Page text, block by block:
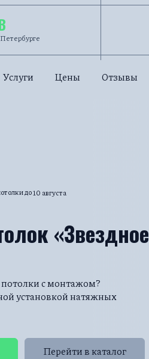
Услуги Цены Отзывы
до10 августа
«Звездное
с монтажом?
установкой натяжных
Перейти в каталог